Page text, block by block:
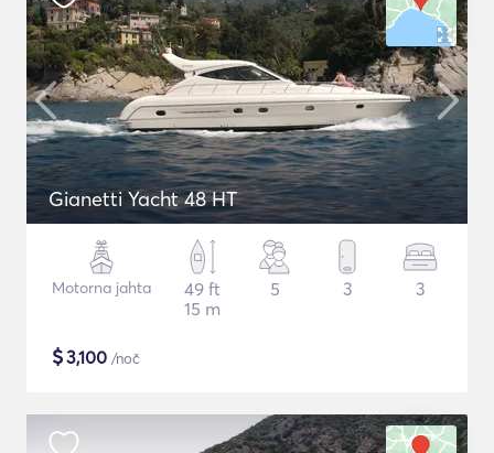
Gianetti Yacht 48 HT
Motorna jahta
49 ft
15 m
5 3 3
$3,100 /noč